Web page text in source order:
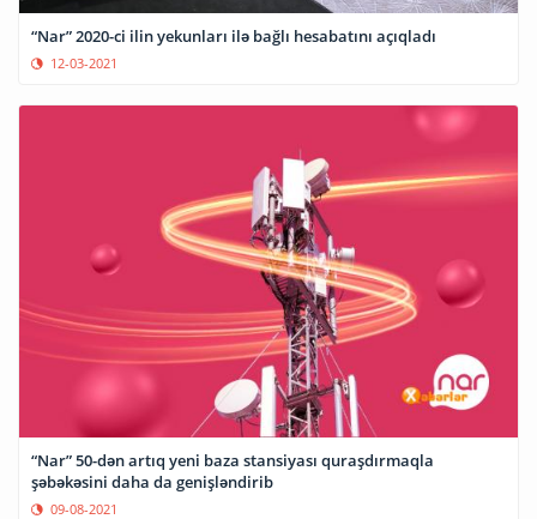
“Nar” 2020-ci ilin yekunları ilə bağlı hesabatını açıqladı
12-03-2021
“Nar” 50-dən artıq yeni baza stansiyası quraşdırmaqla
şəbəkəsini daha da genişləndirib
09-08-2021